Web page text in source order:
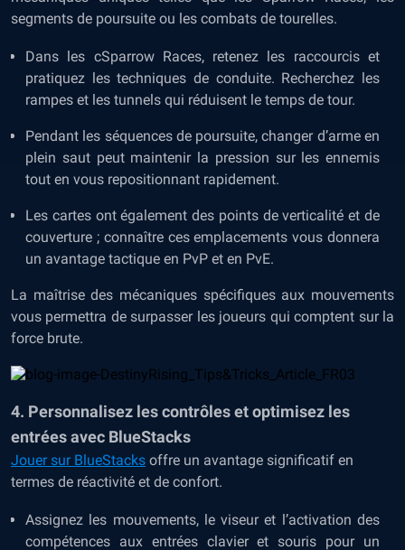
segments de poursuite ou les combats de tourelles.
Dans les cSparrow Races, retenez les raccourcis et
pratiquez les techniques de conduite. Recherchez les
rampes et les tunnels qui réduisent le temps de tour.
Pendant les séquences de poursuite, changer d’arme en
plein saut peut maintenir la pression sur les ennemis
tout en vous repositionnant rapidement.
Les cartes ont également des points de verticalité et de
couverture ; connaître ces emplacements vous donnera
un avantage tactique en PvP et en PvE.
La maîtrise des mécaniques spécifiques aux mouvements
vous permettra de surpasser les joueurs qui comptent sur la
force brute.
4. Personnalisez les contrôles et optimisez les
entrées avec BlueStacks
Jouer sur BlueStacks offre un avantage significatif en
termes de réactivité et de confort.
Assignez les mouvements, le viseur et l’activation des
compétences aux entrées clavier et souris pour un